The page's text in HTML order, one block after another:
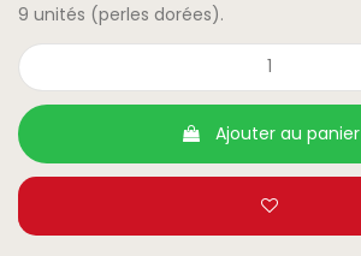
9 unités (perles dorées).
Ajouter au panier